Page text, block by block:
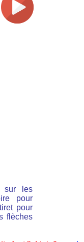
sur les
pour
pour
flèches